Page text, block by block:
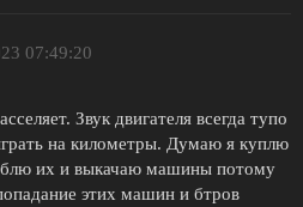
07:49:20
Звук двигателя всегда тупо
на километры. Думаю я куплю
их и выкачаю машины потому
этих машин и бтров